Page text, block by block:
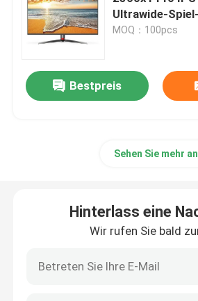
Ultrawide-
MOQ：100pcs
Bestpreis
Sehen Sie mehr an
Hinterlass eine
Wir rufen Sie bald